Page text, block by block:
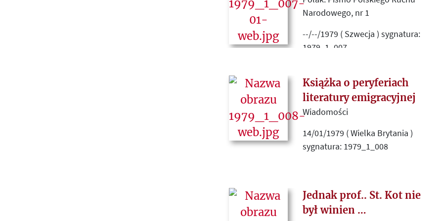
Narodowego, nr 1
--/--/1979 ( Szwecja ) sygnatura:
1979_1_007
Artykuł redakcyjny wzywa m. in. do
„demaskowania i publicznego
piętnowania „każdego Żyda i
Polaków w świetle negatywnym”,
ostrzega przez emigrantami z 68
obsadzony jest przez element z
tego okresu”), a londyński
„Tydzień Polski” i „Kultura"
Książka o peryferiach
literatury emigracyjnej
Wiadomości
14/01/1979 ( Wielka Brytania )
sygnatura: 1979_1_008
Literacki) Marii Danilewicz-
Zielińskiej.
Jednak prof.. St. Kot nie
był winien …